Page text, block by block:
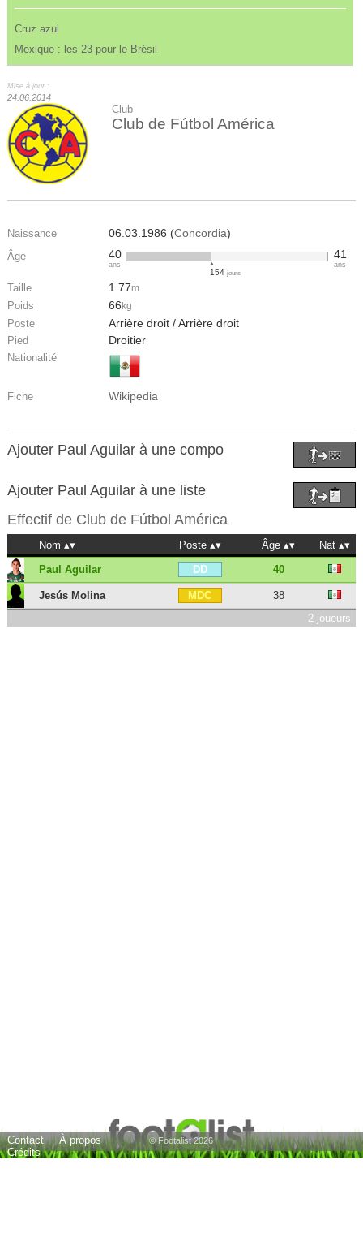
Cruz azul
Mexique : les 23 pour le Brésil
Mise à jour :
24.06.2014
Club
Club de Fútbol América
Naissance 06.03.1986 (Concordia)
Âge 40
ans
154 jours
41
ans
Taille 1.77m
Poids 66 kg
Poste Arrière droit / Arrière droit
Pied Droitier
Nationalité
Fiche Wikipedia
Ajouter Paul Aguilar à une compo
Ajouter Paul Aguilar à une liste
Effectif de Club de Fútbol América
Nom Poste Âge
Nat
Paul Aguilar
DD 40
Jesús Molina MDC
38
2 joueurs
Contact
À propos
Crédits
© Footalist 2026